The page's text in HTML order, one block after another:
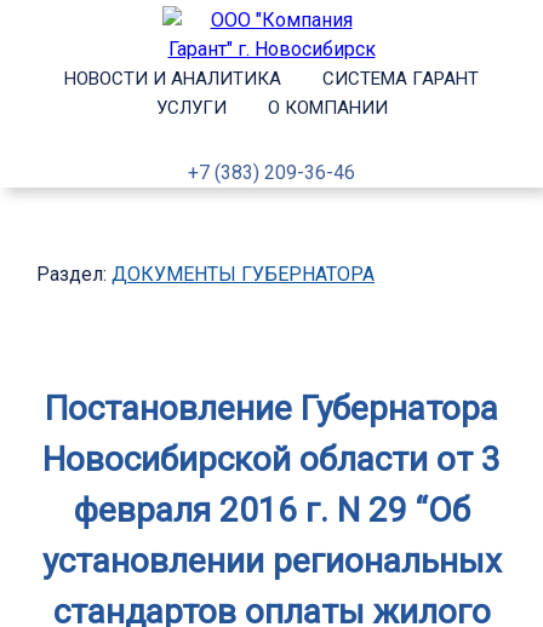
НОВОСТИ И АНАЛИТИКА
СИСТЕМА ГАРАНТ
УСЛУГИ
О КОМПАНИИ
+7 (383) 209-36-46
Раздел: ДОКУМЕНТЫ ГУБЕРНАТОРА
Постановление Губернатора
Новосибирской области от 3
февраля 2016 г. N 29 “Об
установлении региональных
стандартов оплаты жилого